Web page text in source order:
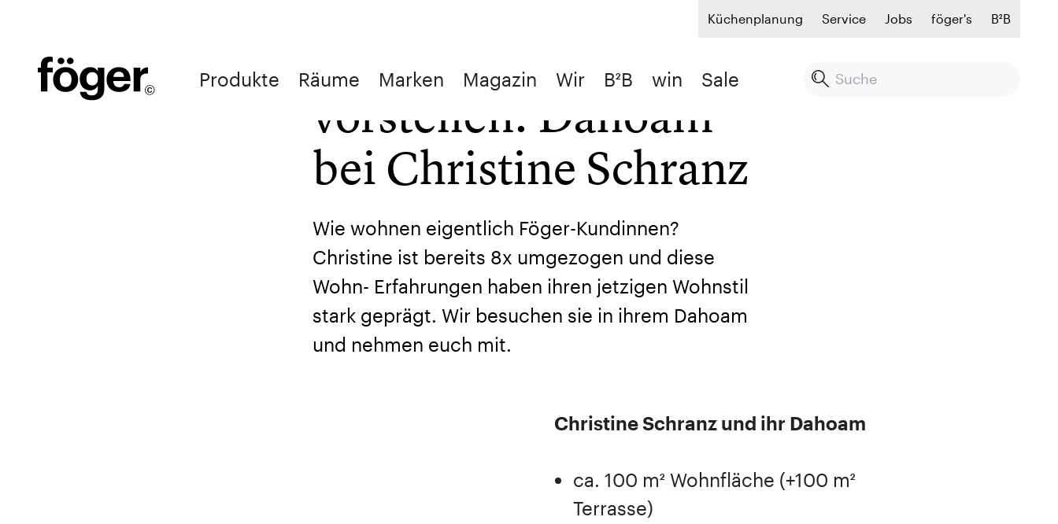
Küchenplanung Service Jobs föger's B²B
Produkte Räume Marken Magazin Wir B²B win Sale
Trends und Inspirationen | Föger Magazin /Homestory / Dürfen wir vorstellen: Dahoam bei Christine Schranz
Dürfen wir
vorstellen: Dahoam
bei Christine Schranz
Wie wohnen eigentlich Föger-Kundinnen?
Christine ist bereits 8x umgezogen und diese
Wohn- Erfahrungen haben ihren jetzigen Wohnstil
stark geprägt. Wir besuchen sie in ihrem Dahoam
und nehmen euch mit.
Christine Schranz und ihr Dahoam
ca. 100 m² Wohnﬂäche (+100 m²
Terrasse)